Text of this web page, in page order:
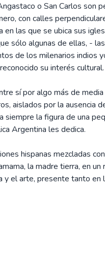
o San Carlos son
con calles
en las que se ubica sus
sólo algunas de ellas, -
de los milenarios indios
su interés cultural.
sí por algo más de media
aislados por la ausencia
siempre la figura de una
Argentina les dedica.
hispanas mezcladas
la madre tierra, en un
y el arte, presente tanto en